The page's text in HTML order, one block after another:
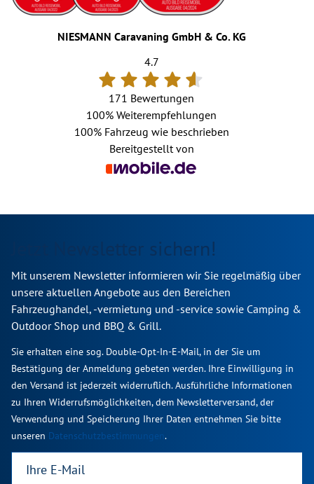
NIESMANN Caravaning GmbH & Co. KG
4.7
171 Bewertungen
100% Weiterempfehlungen
100%Fahrzeug wie beschrieben
Bereitgestellt von
Jetzt Newsletter sichern!
Mit unserem Newsletter informieren wir Sie regelmäßig über
unsere aktuellen Angebote aus den Bereichen
Fahrzeughandel, -vermietung und -service sowie Camping &
Outdoor Shop und BBQ & Grill.
Sie erhalten eine sog. Double-Opt-In-E-Mail, in der Sie um
Bestätigung der Anmeldung gebeten werden. Ihre Einwilligung in
den Versand ist jederzeit widerruflich. Ausführliche Informationen
zu Ihren Widerrufsmöglichkeiten, dem Newsletterversand, der
Verwendung und Speicherung Ihrer Daten entnehmen Sie bitte
unseren Datenschutzbestimmungen.